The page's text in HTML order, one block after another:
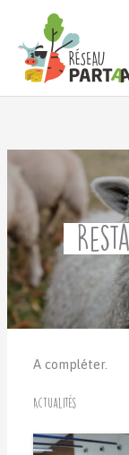
contenu
A compléter.
Actualités